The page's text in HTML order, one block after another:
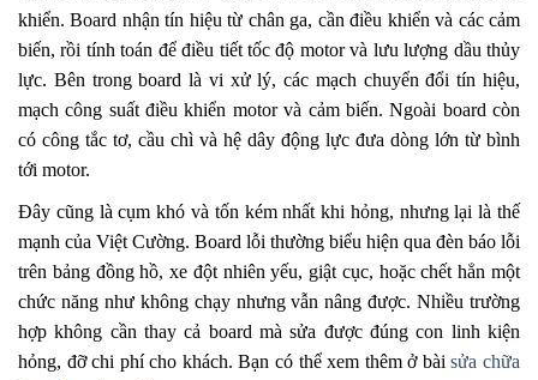
khiển. Board nhận tín hiệu từ chân ga, cần điều khiển và các cảm
biến, rồi tính toán để điều tiết tốc độ motor và lưu lượng dầu thủy
lực. Bên trong board là vi xử lý, các mạch chuyển đổi tín hiệu,
mạch công suất điều khiển motor và cảm biến. Ngoài board còn
có công tắc tơ, cầu chì và hệ dây động lực đưa dòng lớn từ bình
tới motor.
Đây cũng là cụm khó và tốn kém nhất khi hỏng, nhưng lại là thế
mạnh của Việt Cường. Board lỗi thường biểu hiện qua đèn báo lỗi
trên bảng đồng hồ, xe đột nhiên yếu, giật cục, hoặc chết hẳn một
chức năng như không chạy nhưng vẫn nâng được. Nhiều trường
hợp không cần thay cả board mà sửa được đúng con linh kiện
hỏng, đỡ chi phí cho khách. Bạn có thể xem thêm ở bàisửa chữa